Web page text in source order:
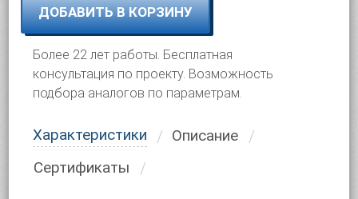
ДОБАВИТЬ В КОРЗИНУ
Более 22 лет работы. Бесплатная
консультация по проекту. Возможность
подбора аналогов по параметрам.
Характеристики
Описание
Сертификаты